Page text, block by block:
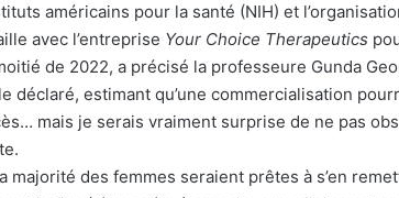
américains pour la santé (NIH) et
avec l’entreprise Your Choice Therapeutics
de 2022, a précisé la professeure Gunda
déclaré, estimant qu’une commercialisation
mais je serais vraiment surprise de ne pas
majorité des femmes seraient prêtes à s’en